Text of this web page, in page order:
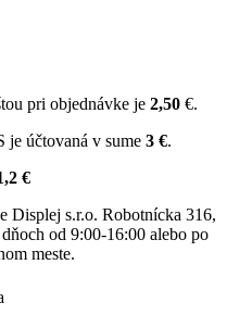
pri objednávke je 2,50 €.
je účtovaná v sume 3 €.
€
Displej s.r.o. Robotnícka 316,
od 9:00-16:00 alebo po
meste.